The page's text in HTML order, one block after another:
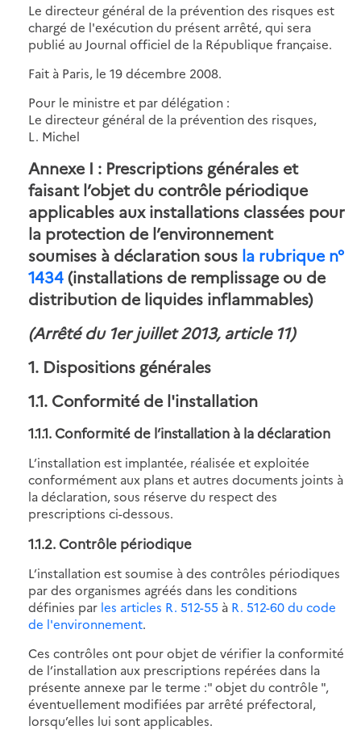
Le directeur général de la prévention des risques est
chargé de l'exécution du présent arrêté, qui sera
publié au Journal officiel de la République française.
Fait à Paris, le 19 décembre 2008.
Pour le ministre et par délégation :
Le directeur général de la prévention des risques,
L. Michel
Annexe I : Prescriptions générales et
faisant l’objet du contrôle périodique
applicables aux installations classées pour
la protection de l’environnement
soumises à déclaration sous la rubrique n°
1434(installations de remplissage ou de
distribution de liquides inflammables)
(Arrêté du 1er juillet 2013, article 11)
1. Dispositions générales
1.1. Conformité de l'installation
1.1.1. Conformité de l’installation à la déclaration
L’installation est implantée, réalisée et exploitée
conformément aux plans et autres documents joints à
la déclaration, sous réserve du respect des
prescriptions ci-dessous.
1.1.2. Contrôle périodique
L’installation est soumise à des contrôles périodiques
par des organismes agréés dans les conditions
définies par les articles R. 512-55 à R. 512-60 du code
de l'environnement.
Ces contrôles ont pour objet de vérifier la conformité
de l’installation aux prescriptions repérées dans la
présente annexe par le terme :" objet du contrôle ",
éventuellement modifiées par arrêté préfectoral,
lorsqu’elles lui sont applicables.